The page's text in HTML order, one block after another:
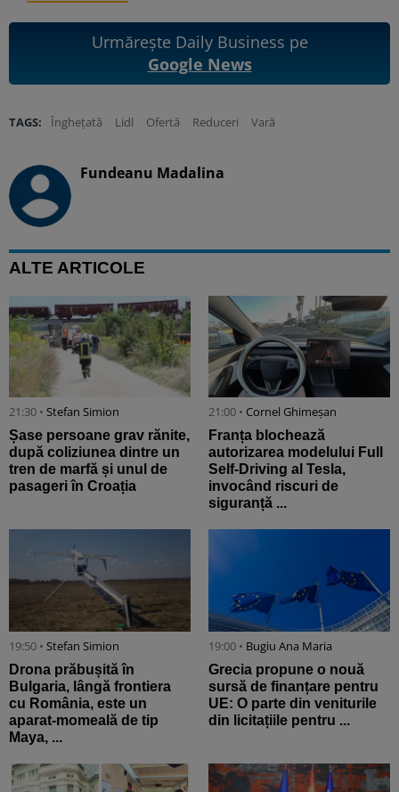
Urmărește Daily Business pe
Google News
TAGS: Înghețată Lidl Ofertă Reduceri Vară
Fundeanu Madalina
ALTE ARTICOLE
21:30 • Stefan Simion
Șase persoane grav rănite,
după coliziunea dintre un
tren de marfă și unul de
pasageri în Croația
21:00 • Cornel Ghimeșan
Franța blochează
autorizarea modelului Full
Self-Driving al Tesla,
invocând riscuri de
siguranță ...
19:50 • Stefan Simion
Drona prăbușită în
Bulgaria, lângă frontiera
cu România, este un
aparat-momeală de tip
Maya, ...
19:00 • Bugiu ⁠Ana Maria
Grecia propune o nouă
sursă de finanțare pentru
UE: O parte din veniturile
din licitațiile pentru ...